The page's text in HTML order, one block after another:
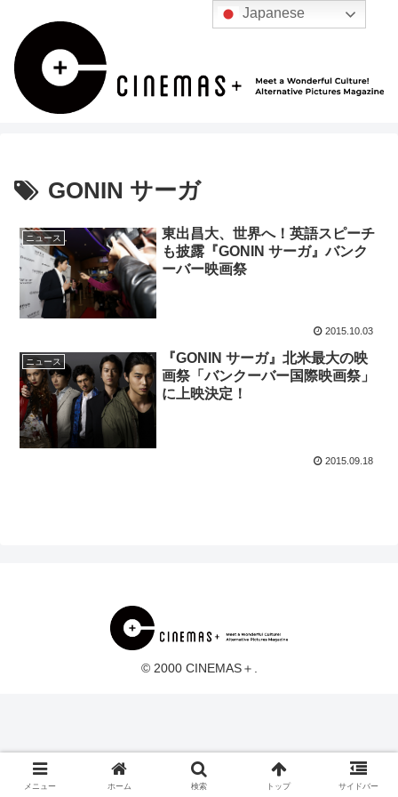
GONIN サーガ
ニュース
東出昌大、世界へ！英語スピーチ
も披露『GONIN サーガ』バンク
ーバー映画祭
2015.10.03
ニュース
『GONIN サーガ』北米最大の映
画祭「バンクーバー国際映画祭」
に上映決定！
2015.09.18
© 2000 CINEMAS＋.
メニュー ホーム 検索 トップ サイドバー
Japanese